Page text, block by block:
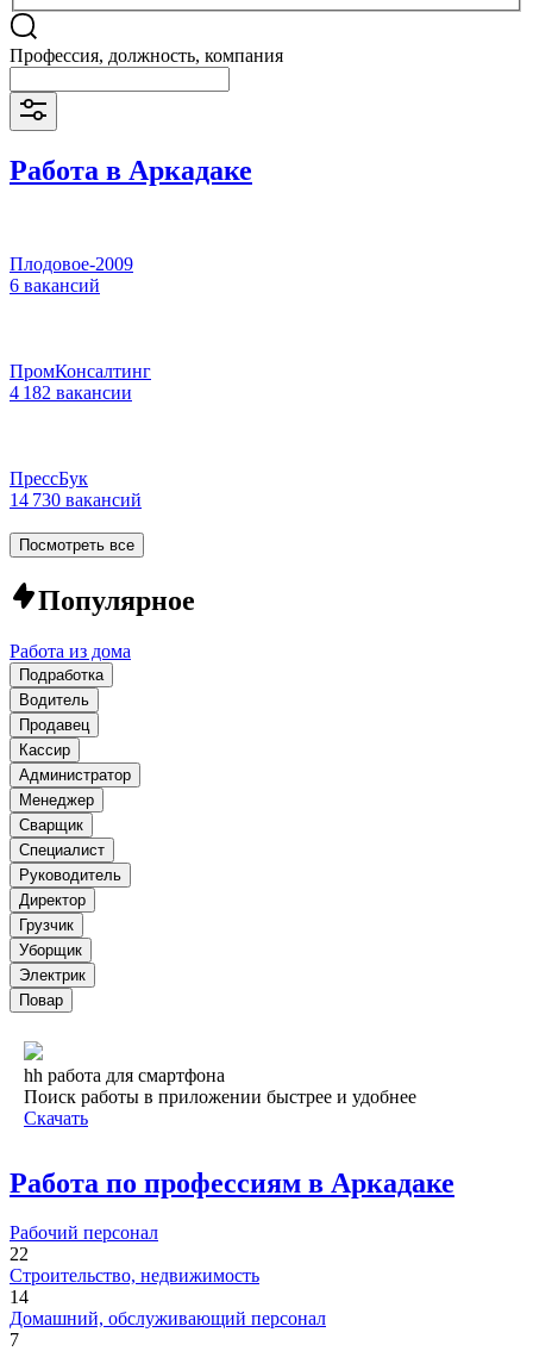
Профессия, должность, компания
Работа в Аркадаке
Плодовое-2009
6 вакансий
ПромКонсалтинг
4 182 вакансии
ПрессБук
14 730 вакансий
Посмотреть все
Популярное
Работа из дома
Подработка
Водитель
Продавец
Кассир
Администратор
Менеджер
Сварщик
Специалист
Руководитель
Директор
Грузчик
Уборщик
Электрик
Повар
hh работа для смартфона
Поиск работы в приложении быстрее и удобнее
Скачать
Работа по профессиям в Аркадаке
Рабочий персонал
22
Строительство, недвижимость
14
Домашний, обслуживающий персонал
7